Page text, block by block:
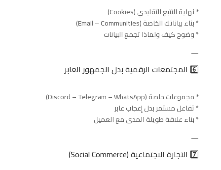
* نهاية التتبع التقليدي (Cookies)
* بناء بياناتك الخاصة (Email – Communities)
* وضوح كيف ولماذا تجمع البيانات
—
6️⃣ المجتمعات الرقمية بدل الجمهور العابر
* مجموعات خاصة (Discord – Telegram – WhatsApp)
* تفاعل مستمر بدل إعجاب عابر
* بناء علاقة طويلة المدى مع العميل
—
7️⃣ التجارة الاجتماعية (Social Commerce)